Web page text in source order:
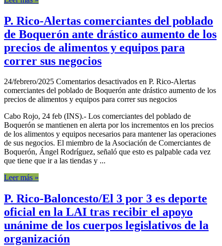
P. Rico-Alertas comerciantes del poblado
de Boquerón ante drástico aumento de los
precios de alimentos y equipos para
correr sus negocios
24/febrero/2025 Comentarios desactivados en P. Rico-Alertas
comerciantes del poblado de Boquerón ante drástico aumento de los
precios de alimentos y equipos para correr sus negocios
Cabo Rojo, 24 feb (INS).- Los comerciantes del poblado de
Boquerón se mantienen en alerta por los incrementos en los precios
de los alimentos y equipos necesarios para mantener las operaciones
de sus negocios. El miembro de la Asociación de Comerciantes de
Boquerón, Ángel Rodríguez, señaló que esto es palpable cada vez
que tiene que ir a las tiendas y ...
Leer más »
P. Rico-Baloncesto/El 3 por 3 es deporte
oficial en la LAI tras recibir el apoyo
unánime de los cuerpos legislativos de la
organización